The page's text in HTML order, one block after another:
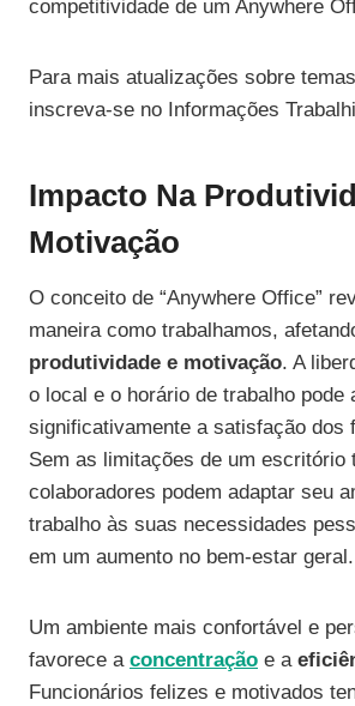
competitividade de um Anywhere
Para mais atualizações sobre
inscreva-se no Informações
Impacto Na
Motivação
O conceito de “Anywhere Office”
maneira como trabalhamos,
produtividade e motivação. A
o local e o horário de trabalho pode
significativamente a satisfação dos
Sem as limitações de um escritório
colaboradores podem adaptar seu
trabalho às suas necessidades
em um aumento no bem-estar geral.
Um ambiente mais confortável e
favorece a concentração e a
Funcionários felizes e motivados